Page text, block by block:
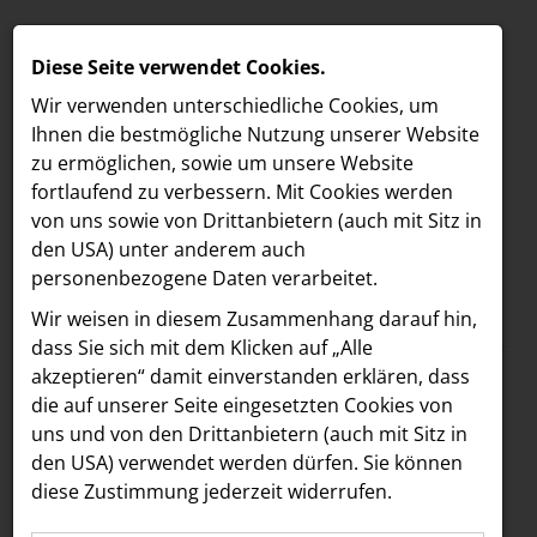
MELDUNGEN
LOEBELL NORDBERG
INNER
aehre
Astoria Artshow
B/S/H Hausgeräte
Meldungen / The Hoxton
Text Bilder
23.09.2024
Salon Paradise
präsentiert sein Line-
Diese Seite verwendet Cookies.
Wir verwenden unterschiedliche Cookies, um
Ihnen die best­mögliche Nutzung unserer Website
zu ermöglichen, sowie um unsere Website
fortlaufend zu verbessern. Mit Cookies werden
von uns sowie von Drittanbietern (auch mit Sitz in
den USA) unter anderem auch
personenbezogene Daten verarbeitet.
Wir weisen in diesem Zusammenhang darauf hin,
dass Sie sich mit dem Klicken auf „Alle
akzeptieren“ damit ein­ver­standen erklären, dass
die auf unserer Seite eingesetzten Cookies von
uns und von den Drittanbietern (auch mit Sitz in
den USA) verwendet werden dürfen. Sie können
diese Zustimmung jederzeit widerrufen.